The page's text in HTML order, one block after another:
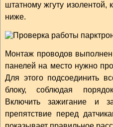
штатному жгуту изолентой,
ниже.
Монтаж проводов
панелей на место нужно
Для этого подсоединить
блоку, соблюдая
Включить зажигание и
препятствие перед